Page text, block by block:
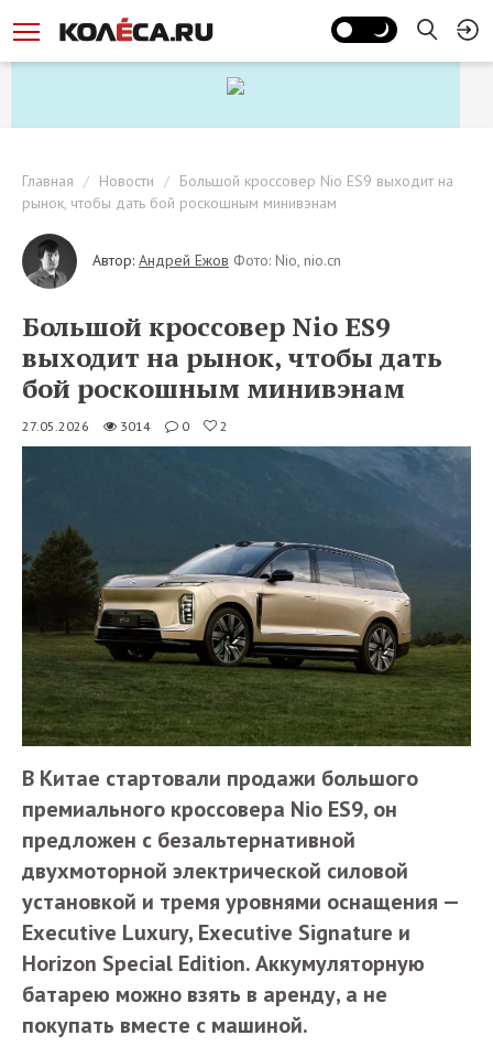
Главная Новости
Большой кроссовер Nio ES9 выходит на
рынок, чтобы дать бой роскошным минивэнам
Автор: Андрей Ежов Фото: Nio, nio.cn
Большой кроссовер Nio ES9
выходит на рынок, чтобы дать
бой роскошным минивэнам
27.05.2026 3014 0 2
В Китае стартовали продажи большого
премиального кроссовера Nio ES9, он
предложен с безальтернативной
двухмоторной электрической силовой
установкой и тремя уровнями оснащения —
Executive Luxury, Executive Signature и
Horizon Special Edition. Аккумуляторную
батарею можно взять в аренду, а не
покупать вместе с машиной.